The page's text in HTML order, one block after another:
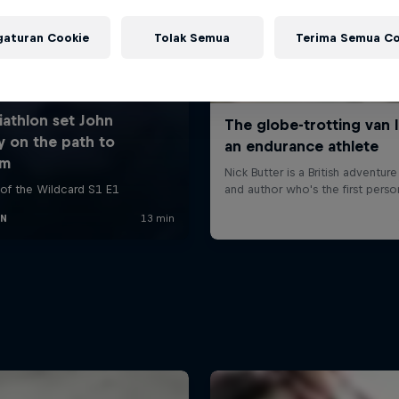
Cookie Tolak Semua Terima Semua